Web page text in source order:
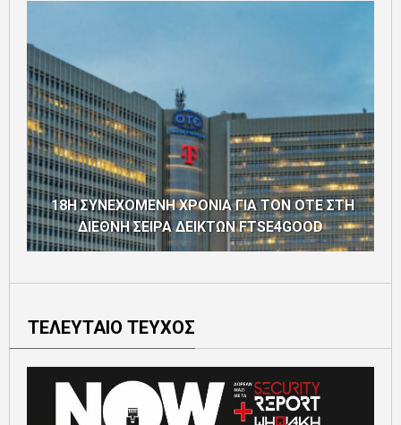
18Η ΣΥΝΕΧΟΜΕΝΗ ΧΡΟΝΙΑ ΓΙΑ ΤΟΝ ΟΤΕ ΣΤΗ
ΔΙΕΘΝΗ ΣΕΙΡΑ ΔΕΙΚΤΩΝ FTSE4GOOD
ΤΕΛΕΥΤΑΙΟ ΤΕΥΧΟΣ